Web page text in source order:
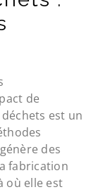
de
est un
des
fabrication
où elle est